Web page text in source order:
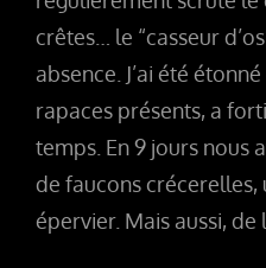
crêtes… le “casseur
absence. J’ai été
rapaces présents, a
temps. En 9 jours nous
de faucons crécerelles,
épervier. Mais aussi, de